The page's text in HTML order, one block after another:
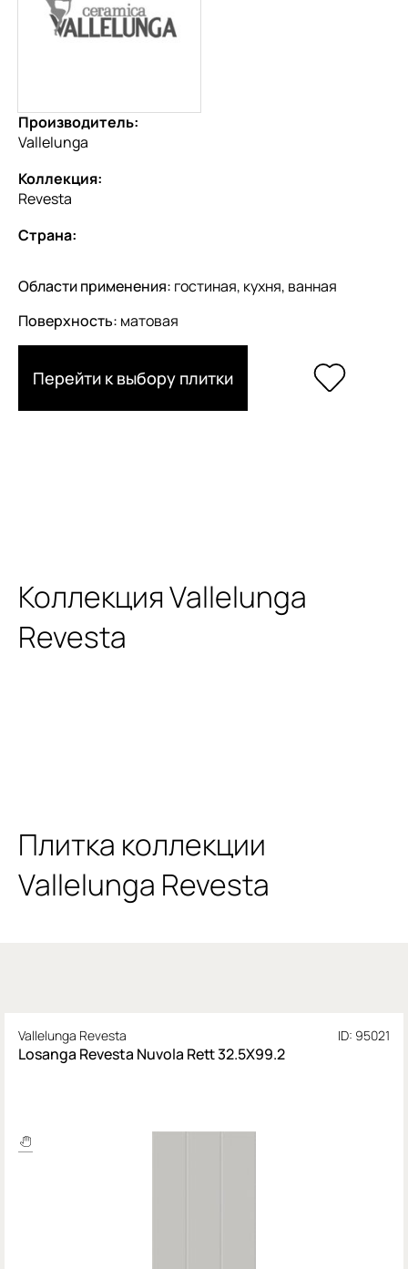
Производитель:
Vallelunga
Коллекция:
Revesta
Страна:
Области применения: гостиная, кухня, ванная
Поверхность: матовая
Перейти к выбору плитки
Коллекция Vallelunga
Revesta
Плитка коллекции
Vallelunga Revesta
Vallelunga Revesta ID: 95021
Losanga Revesta Nuvola Rett 32.5X99.2